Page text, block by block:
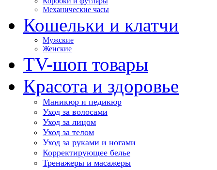
Механические часы
Кошельки и клатчи
Мужские
Женские
TV-шоп товары
Красота и здоровье
Маникюр и педикюр
Уход за волосами
Уход за лицом
Уход за телом
Уход за руками и ногами
Корректирующее белье
Тренажеры и масажеры